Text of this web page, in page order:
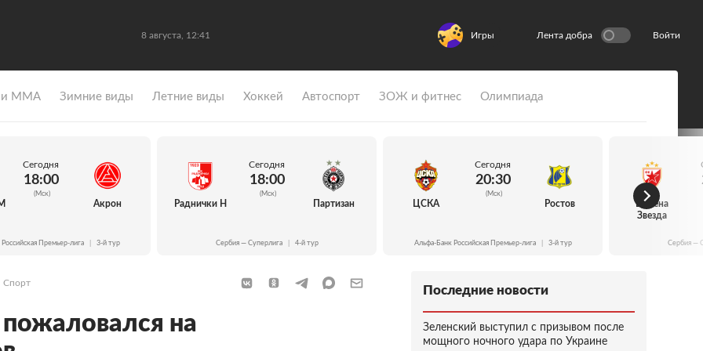
8 августа, 12:41 Игры Лента добра Войти
и ММА Зимние виды Летние виды Хоккей Автоспорт ЗОЖ и фитнес Олимпиада
Сегодня
18:00
(Мск)
Акрон
Премьер-лига 3-й тур
Раднички Н
Сегодня
18:00
(Мск)
Партизан
Сербия — Суперлига 4-й тур
ЦСКА
Сегодня
20:30
(Мск)
Ростов
Альфа-Банк Российская Премьер-лига 3-й тур
Црвена
Звезда
Сербия —
Спорт
на
Последние новости
Зеленский выступил с призывом после
мощного ночного удара по Украине